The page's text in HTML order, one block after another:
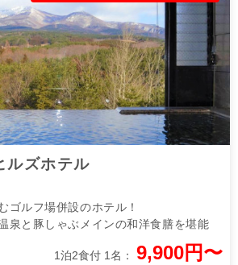
ルズホテル
ゴルフ場併設のホテル！
泉と豚しゃぶメインの和洋食膳を堪能
1泊2食付 1名： 9,900円〜